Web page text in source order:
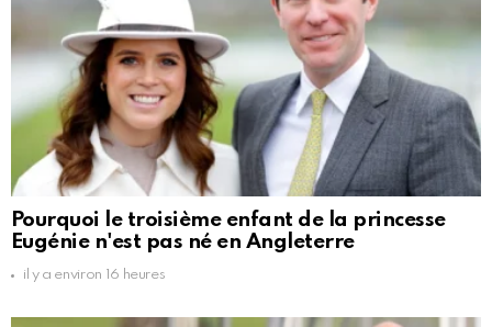
Pourquoi le troisième enfant de la princesse
Eugénie n'est pas né en Angleterre
il y a environ 16 heures